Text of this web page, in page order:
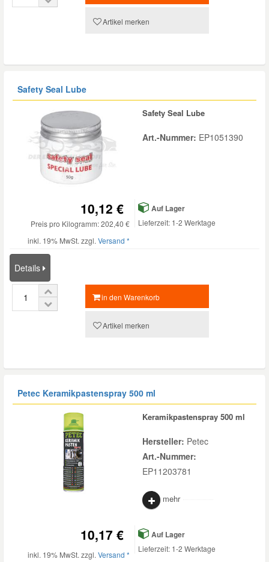
Artikel merken
Safety Seal Lube
Safety Seal Lube
Art.-Nummer: EP1051390
10,12 €
Preis pro Kilogramm: 202,40 €
inkl. 19% MwSt. zzgl. Versand *
Auf Lager
Lieferzeit: 1-2 Werktage
Details
in den Warenkorb
Artikel merken
Petec Keramikpastenspray 500 ml
Keramikpastenspray 500 ml
Hersteller: Petec
Art.-Nummer:
EP11203781
mehr
10,17 €
inkl. 19% MwSt. zzgl. Versand *
Auf Lager
Lieferzeit: 1-2 Werktage